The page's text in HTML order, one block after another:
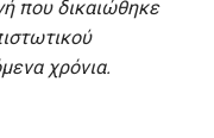
που δικαιώθηκε
χρόνια.